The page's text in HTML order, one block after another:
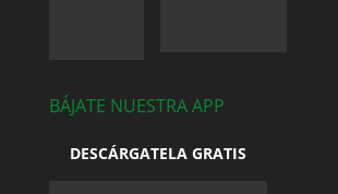
BÁJATE NUESTRA APP
DESCÁRGATELA GRATIS